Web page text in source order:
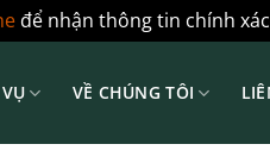
để nhận thông tin chính
VỀ CHÚNG TÔI